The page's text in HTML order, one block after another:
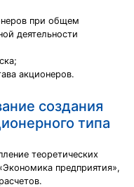
при общем
деятельности
акционеров.
создания
типа
теоретических
предприятия»,